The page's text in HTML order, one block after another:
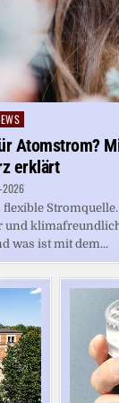
Atomstrom?
erklärt
flexible
und
was ist mit dem...